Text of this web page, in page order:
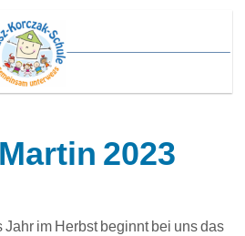
2023
im Herbst beginnt bei uns das